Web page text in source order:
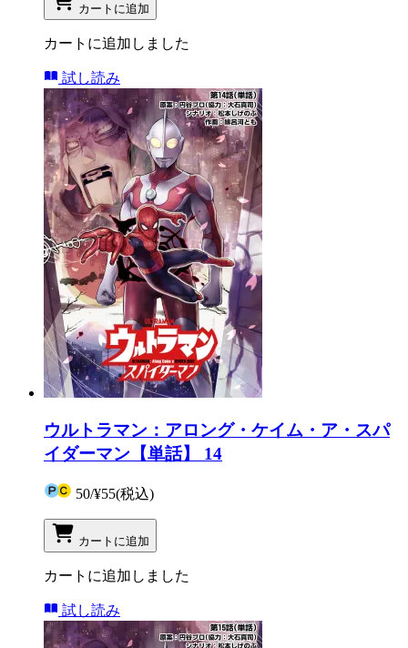
カートに追加
カートに追加しました
試し読み
ウルトラマン：アロング・ケイム・ア・スパ
イダーマン【単話】 14
50/¥55(税込)
カートに追加
カートに追加しました
試し読み